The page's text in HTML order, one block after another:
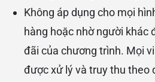
Không áp dụng cho mọi
hàng hoặc nhờ người khác
đãi của chương trình. Mọi
được xử lý và truy thu theo